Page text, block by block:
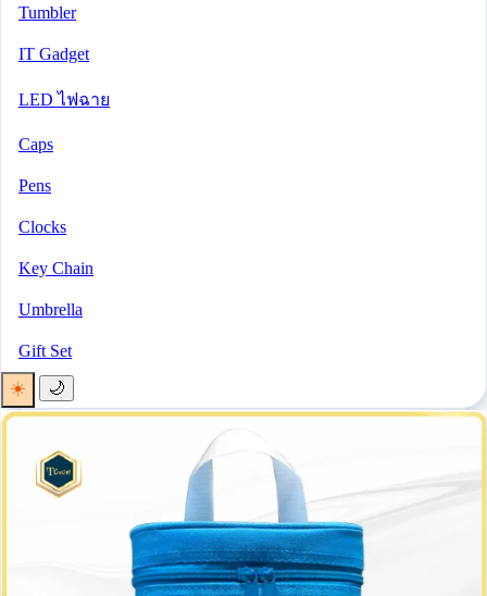
Tumbler
IT Gadget
LED ไฟฉาย
Caps
Pens
Clocks
Key Chain
Umbrella
Gift Set
☀️
🌙